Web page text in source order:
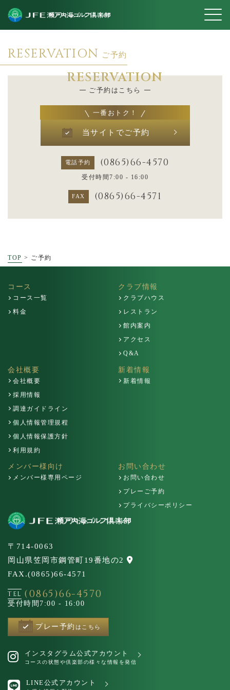
RESERVATION ご予約
RESERVATION
ご予約はこちら
一番おトク！
当サイトでご予約
電話予約 (0865)66-4570
受付時間7:00 - 16:00
FAX (0865)66-4571
TOP > ご予約
コース
コース一覧
料金
クラブ情報
クラブハウス
レストラン
館内案内
アクセス
Q&A
会社概要
会社概要
採用情報
調達ガイドライン
個人情報管理規程
個人情報保護方針
利用規約
新着情報
新着情報
メンバー様向け
メンバー様専用ページ
お問い合わせ
お問い合わせ
プレーご予約
プライバシーポリシー
〒714-0063
岡山県笠岡市鋼管町19番地の2
FAX.(0865)66-4571
TEL (0865)66-4570
受付時間 7:00 - 16:00
プレー予約 はこちら
インスタグラム公式アカウント
コースの状態や倶楽部の様々な情報を発信
LINE公式アカウント